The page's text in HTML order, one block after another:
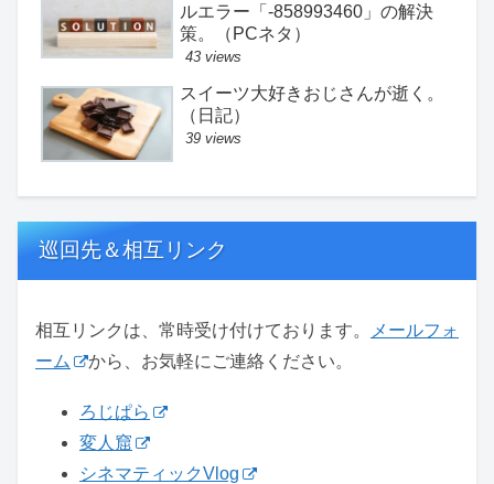
ルエラー「-858993460」の解決
策。（PCネタ）
43 views
スイーツ大好きおじさんが逝く。
（日記）
39 views
巡回先＆相互リンク
相互リンクは、常時受け付けております。
メールフォ
ーム
から、お気軽にご連絡ください。
ろじぱら
変人窟
シネマティックVlog